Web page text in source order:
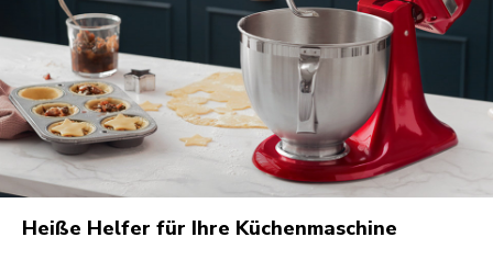
Heiße Helfer für Ihre Küchenmaschine